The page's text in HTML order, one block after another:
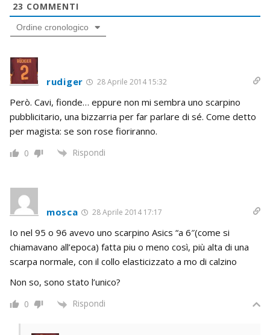
23 COMMENTI
Ordine cronologico
rudiger 28 Aprile 2014 15:32
Però. Cavi, fionde… eppure non mi sembra uno scarpino
pubblicitario, una bizzarria per far parlare di sé. Come detto
per magista: se son rose fioriranno.
0 Rispondi
mosca 28 Aprile 2014 17:17
Io nel 95 o 96 avevo uno scarpino Asics “a 6″(come si
chiamavano all’epoca) fatta piu o meno così, più alta di una
scarpa normale, con il collo elasticizzato a mo di calzino
Non so, sono stato l’unico?
0 Rispondi